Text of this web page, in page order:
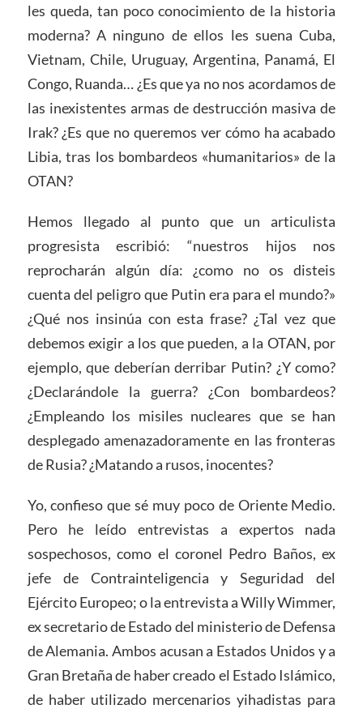
les queda, tan poco conocimiento de la historia
moderna? A ninguno de ellos les suena Cuba,
Vietnam, Chile, Uruguay, Argentina, Panamá, El
Congo, Ruanda… ¿Es que ya no nos acordamos de
las inexistentes armas de destrucción masiva de
Irak? ¿Es que no queremos ver cómo ha acabado
Libia, tras los bombardeos «humanitarios» de la
OTAN?
Hemos llegado al punto que un articulista
progresista escribió: “nuestros hijos nos
reprocharán algún día: ¿como no os disteis
cuenta del peligro que Putin era para el mundo?»
¿Qué nos insinúa con esta frase? ¿Tal vez que
debemos exigir a los que pueden, a la OTAN, por
ejemplo, que deberían derribar Putin? ¿Y como?
¿Declarándole la guerra? ¿Con bombardeos?
¿Empleando los misiles nucleares que se han
desplegado amenazadoramente en las fronteras
de Rusia? ¿Matando a rusos, inocentes?
Yo, confieso que sé muy poco de Oriente Medio.
Pero he leído entrevistas a expertos nada
sospechosos, como el coronel Pedro Baños, ex
jefe de Contrainteligencia y Seguridad del
Ejército Europeo; o la entrevista a Willy Wimmer,
ex secretario de Estado del ministerio de Defensa
de Alemania. Ambos acusan a Estados Unidos y a
Gran Bretaña de haber creado el Estado Islámico,
de haber utilizado mercenarios yihadistas para